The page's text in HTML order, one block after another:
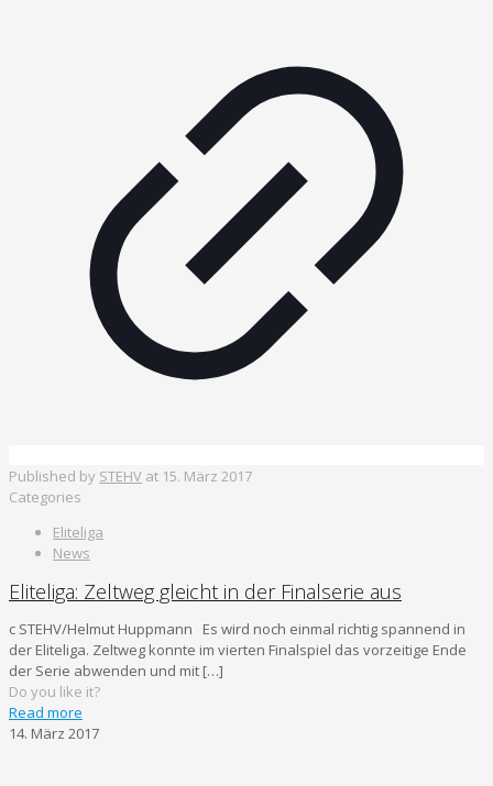
Published by STEHV at 15. März 2017
Categories
Eliteliga
News
Eliteliga: Zeltweg gleicht in der Finalserie aus
c STEHV/Helmut Huppmann Es wird noch einmal richtig spannend in
der Eliteliga. Zeltweg konnte im vierten Finalspiel das vorzeitige Ende
der Serie abwenden und mit […]
Do you like it?
Read more
14. März 2017